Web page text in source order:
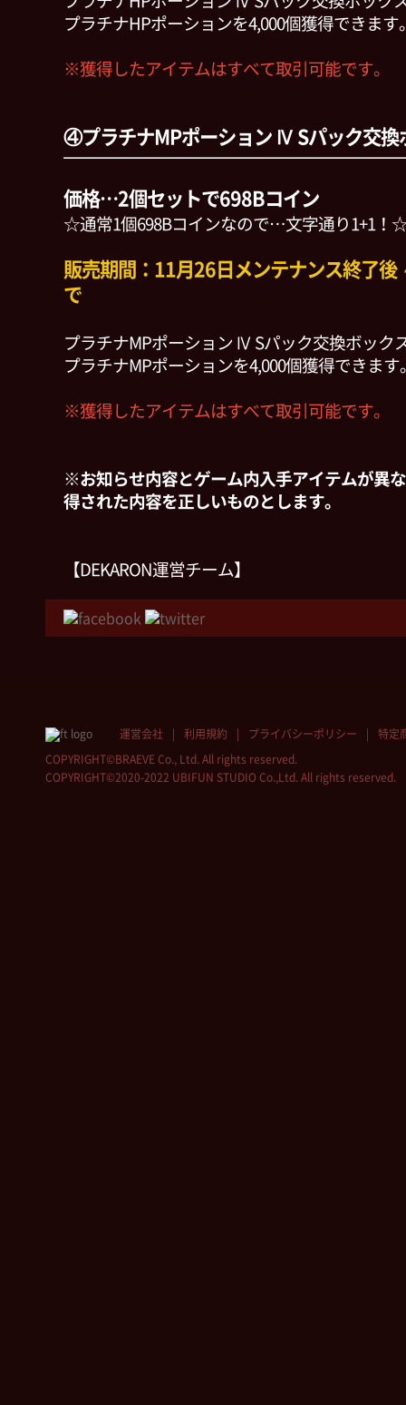
プラチナHPポーションを4,000個獲得できます
※獲得したアイテムはすべて取引可能です。
④プラチナMPポーション Ⅳ Sパック交換
価格…2個セットで698Bコイン
☆通常1個698Bコインなので…文字通り1+1！
販売期間：11月26日メンテナンス終了後
で
プラチナMPポーション Ⅳ Sパック交換ボック
プラチナMPポーションを4,000個獲得できます
※獲得したアイテムはすべて取引可能です。
※お知らせ内容とゲーム内入手アイテムが異
得された内容を正しいものとします。
【DEKARON運営チーム】
運営会社 利用規約 プライバシーポリシー 特定
COPYRIGHT©BRAEVE Co., Ltd. All rights reserved.
COPYRIGHT©2020-2022 UBIFUN STUDIO Co.,Ltd. All rights reserved.